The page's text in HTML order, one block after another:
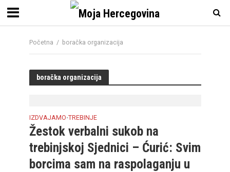
Početna / boračka organizacija
boračka organizacija
IZDVAJAMO•TREBINJE
Žestok verbalni sukob na
trebinjskoj Sjednici – Ćurić: Svim
borcima sam na raspolaganju u